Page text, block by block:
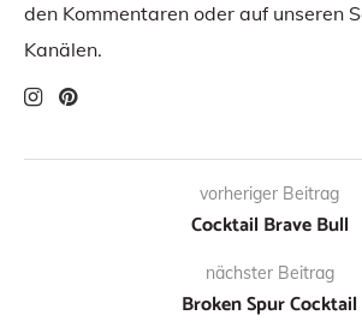
den Kommentaren oder auf unseren
Kanälen.
vorheriger Beitrag
Cocktail Brave Bull
nächster Beitrag
Broken Spur Cocktail